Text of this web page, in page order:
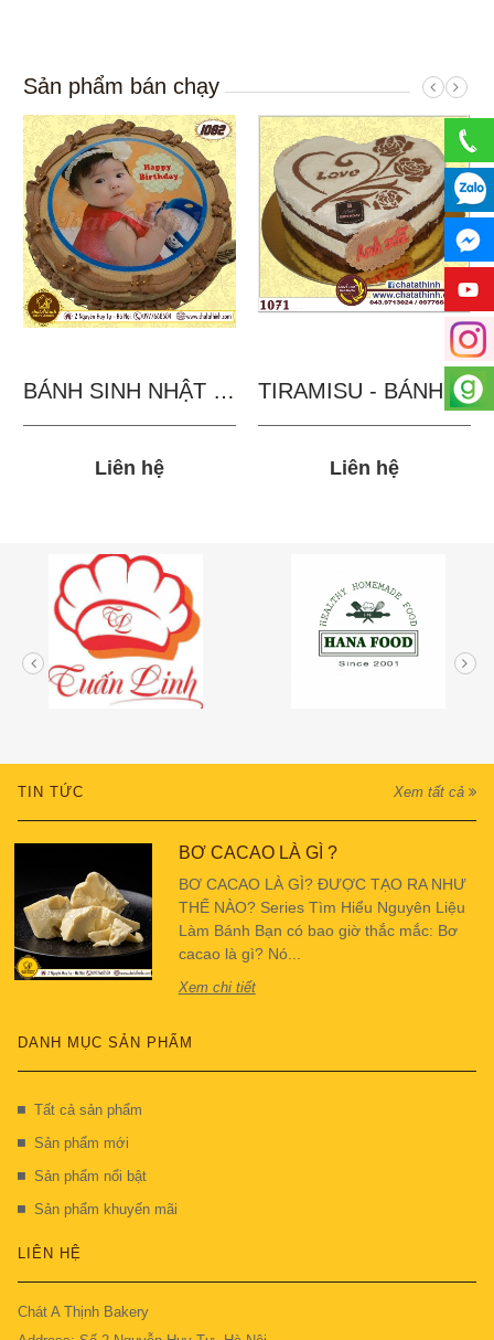
Sản phẩm bán chạy
BÁNH SINH NHẬT IN...
Liên hệ
TIRAMISU - BÁNH TẶNG...
Liên hệ
TIN TỨC Xem tất cả
BƠ CACAO LÀ GÌ ?
BƠ CACAO LÀ GÌ? ĐƯỢC TẠO RA NHƯ
THẾ NÀO? Series Tìm Hiểu Nguyên Liệu
Làm Bánh Bạn có bao giờ thắc mắc: Bơ
cacao là gì? Nó...
Xem chi tiết
DANH MỤC SẢN PHẨM
Tất cả sản phẩm
Sản phẩm mới
Sản phẩm nổi bật
Sản phẩm khuyến mãi
LIÊN HỆ
Chát A Thịnh Bakery